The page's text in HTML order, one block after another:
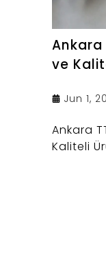
Ankara
ve
Jun 1,
Ankara
Kaliteli